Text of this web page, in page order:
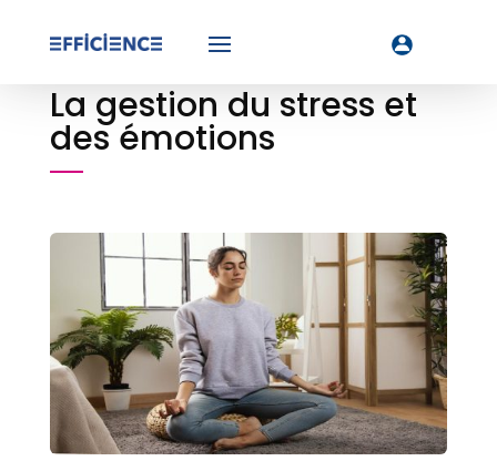
La gestion du stress et
des émotions